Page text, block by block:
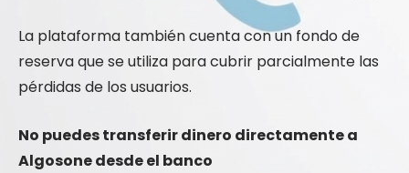
La plataforma también cuenta con un fondo de
reserva que se utiliza para cubrir parcialmente las
pérdidas de los usuarios.
No puedes transferir dinero directamente a
Algosone desde el banco